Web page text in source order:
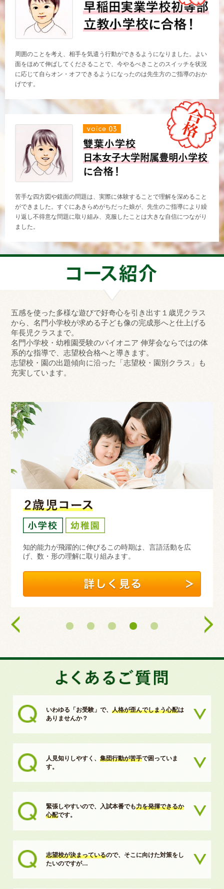
周囲のことを考え、相手を気遣う行動ができるようになりました。よい
面をほめて伸ばしてくださることで、今やるべきことのスイッチを状況
に応じて自らオン・オフできるようになったのは先生方のご指導のおか
げです。
苦手な四方図や鏡面の問題は、実際に体験することで理解を深めること
ができました。すぐにあきらめがちだった娘が、先生のご指導により繰
り返し不得意な問題に取り組み、克服したことは大きな自信につながり
ました。
五感を使った多様な遊びで好奇心を引き出す１歳児クラス
から、名門小学校が求める子ども像の完成形へと仕上げる
年長児クラスまで。
名門小学校・幼稚園受験のパイオニア 伸芽会ならではの体
系的な指導で、志望校合格へと導きます。
志望校・園の出題傾向に沿った「志望校・園別クラス」も
充実しています。
知的能力が飛躍的に伸びるこの時期は、言語活動を広
げ、数・形の理解に取り組みます。
いわゆる「お受験」で、人格が歪んでしまう心配は
ありませんか？
人見知りしやすく、集団行動が苦手で困っていま
す。
緊張しやすいので、入試本番でも力を発揮できるか
心配です。
志望校が決まっているので、そこに向けた対策をし
たいのですが…